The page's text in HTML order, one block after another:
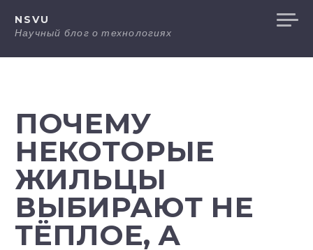
содержанию
NSVU
Научный блог о технологиях
ПОЧЕМУ
НЕКОТОРЫЕ
ЖИЛЬЦЫ
ВЫБИРАЮТ НЕ
ТЁПЛОЕ, А